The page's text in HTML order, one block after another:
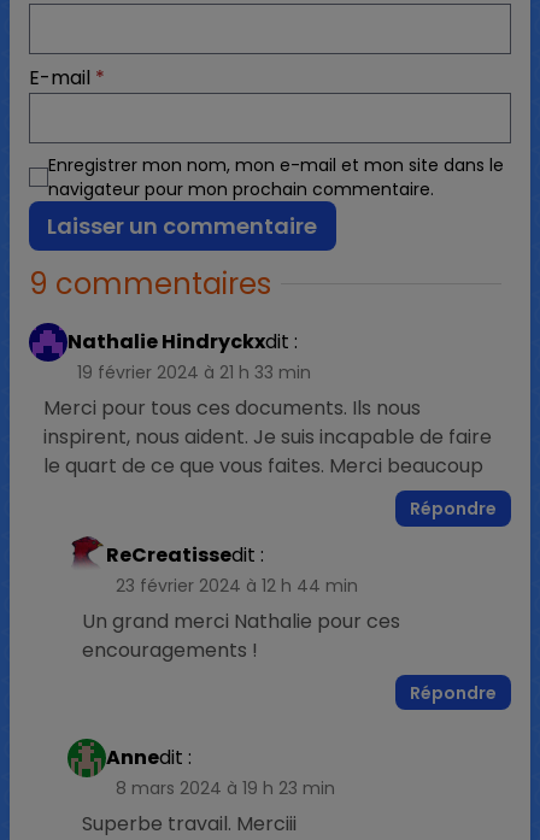
E-mail *
Enregistrer mon nom, mon e-mail et mon site dans le
navigateur pour mon prochain commentaire.
9 commentaires
Nathalie Hindryckxdit :
19 février 2024 à 21 h 33 min
Merci pour tous ces documents. Ils nous
inspirent, nous aident. Je suis incapable de faire
le quart de ce que vous faites. Merci beaucoup
Répondre
ReCreatissedit :
23 février 2024 à 12 h 44 min
Un grand merci Nathalie pour ces
encouragements !
Répondre
Annedit :
8 mars 2024 à 19 h 23 min
Superbe travail. Merciii